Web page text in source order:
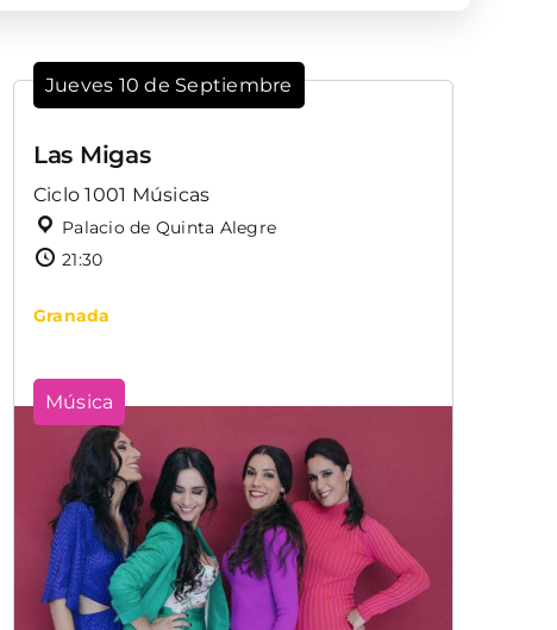
Jueves 10 de Septiembre
Las Migas
Ciclo 1001 Músicas
Palacio de Quinta Alegre
21:30
Granada
Música